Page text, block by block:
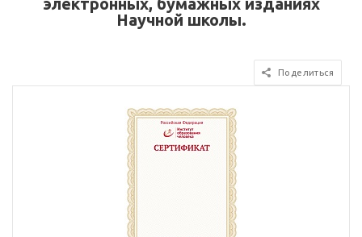
Научной школы.
Поделиться